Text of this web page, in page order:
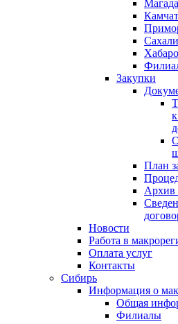
Закупки
План
Архив
Новости
Работа в
Оплата услуг
Контакты
Сибирь
Информация о
Общая
Филиалы